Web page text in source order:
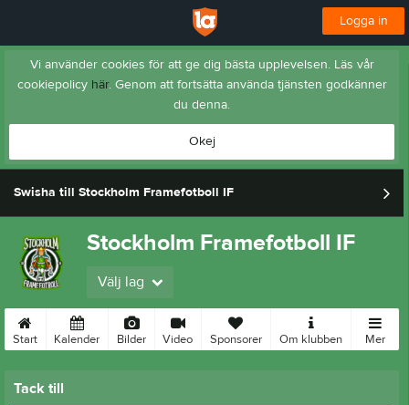
Logga in
Vi använder cookies för att ge dig bästa upplevelsen. Läs vår
cookiepolicy här. Genom att fortsätta använda tjänsten godkänner
du denna.
Okej
Swisha till Stockholm Framefotboll IF
Stockholm Framefotboll IF
Välj lag
Start Kalender Bilder Video Sponsorer Om klubben Mer
Tack till